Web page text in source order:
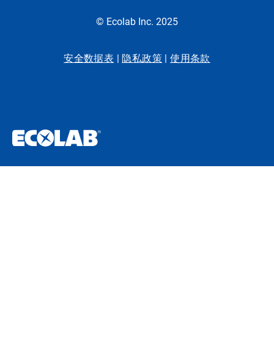
© Ecolab Inc. 2025
安全数据表 | 隐私政策 |使用条款